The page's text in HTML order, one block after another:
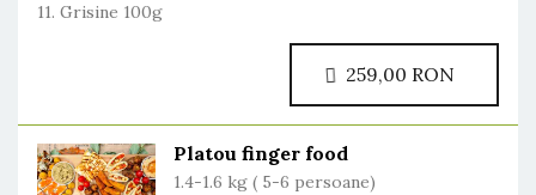
11. Grisine 100g
Platou finger food
1.4-1.6 kg ( 5-6 persoane)